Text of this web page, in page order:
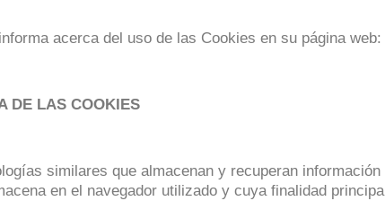
acerca del uso de las Cookies en su página web:
DE LAS COOKIES
similares que almacenan y recuperan
en el navegador utilizado y cuya finalidad